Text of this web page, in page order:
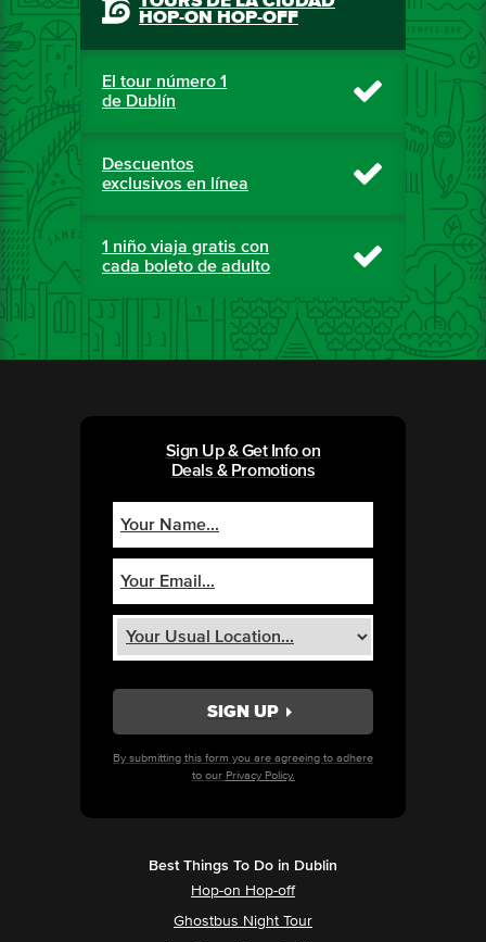
HOP-ON HOP-OFF
El tour número 1
de Dublín
Descuentos
exclusivos en línea
1 niño viaja gratis con
cada boleto de adulto
Sign Up & Get Info on
Deals & Promotions
By submitting this form you are agreeing to adhere
to our Privacy Policy.
Best Things To Do in Dublin
Hop-on Hop-off
Ghostbus Night Tour